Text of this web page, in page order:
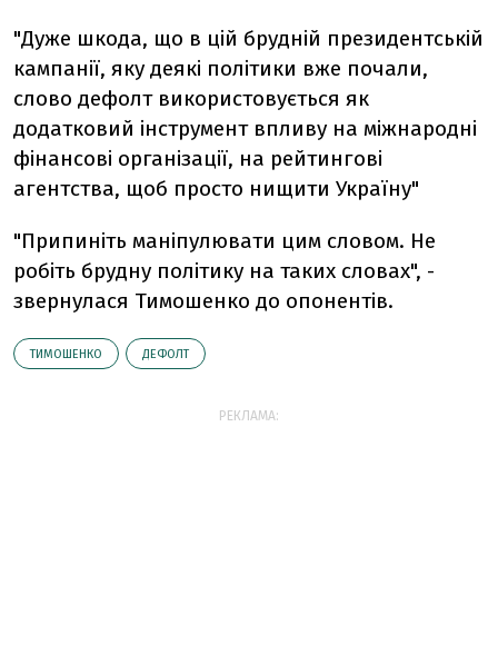
"Дуже шкода, що в цій брудній президентській
кампанії, яку деякі політики вже почали,
слово дефолт використовується як
додатковий інструмент впливу на міжнародні
фінансові організації, на рейтингові
агентства, щоб просто нищити Україну"
"Припиніть маніпулювати цим словом. Не
робіть брудну політику на таких словах", -
звернулася Тимошенко до опонентів.
ТИМОШЕНКО ДЕФОЛТ
РЕКЛАМА: